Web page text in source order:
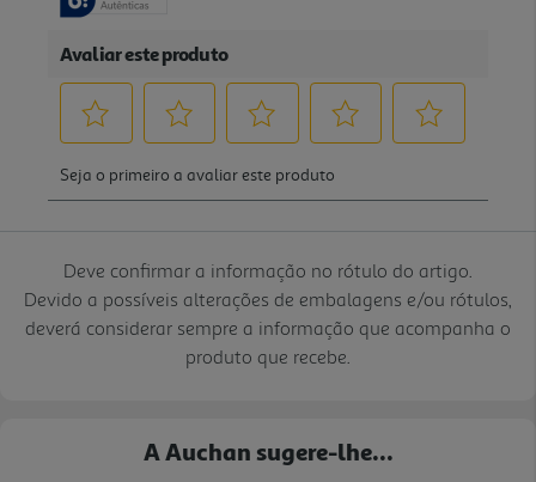
Deve confirmar a informação no rótulo do artigo.
Devido a possíveis alterações de embalagens e/ou rótulos,
deverá considerar sempre a informação que acompanha o
produto que recebe.
A Auchan sugere-lhe...